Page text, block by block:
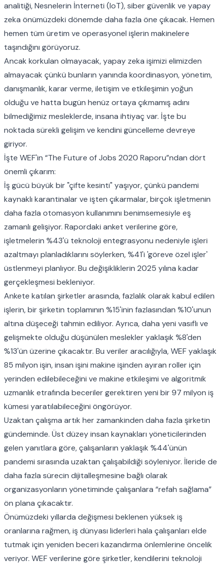
analitiği, Nesnelerin İnterneti (IoT), siber güvenlik ve yapay
zeka önümüzdeki dönemde daha fazla öne çıkacak. Hemen
hemen tüm üretim ve operasyonel işlerin makinelere
taşındığını görüyoruz.
Ancak korkulan olmayacak, yapay zeka işimizi elimizden
almayacak çünkü bunların yanında koordinasyon, yönetim,
danışmanlık, karar verme, iletişim ve etkileşimin yoğun
olduğu ve hatta bugün henüz ortaya çıkmamış adını
bilmediğimiz mesleklerde, insana ihtiyaç var. İşte bu
noktada sürekli gelişim ve kendini güncelleme devreye
giriyor.
İşte WEF'in “The Future of Jobs 2020 Raporu”ndan dört
önemli çıkarım:
İş gücü büyük bir "çifte kesinti" yaşıyor, çünkü pandemi
kaynaklı karantinalar ve işten çıkarmalar, birçok işletmenin
daha fazla otomasyon kullanımını benimsemesiyle eş
zamanlı gelişiyor. Rapordaki anket verilerine göre,
işletmelerin %43'ü teknoloji entegrasyonu nedeniyle işleri
azaltmayı planladıklarını söylerken, %41'i 'göreve özel işler'
üstlenmeyi planlıyor. Bu değişikliklerin 2025 yılına kadar
gerçekleşmesi bekleniyor.
Ankete katılan şirketler arasında, fazlalık olarak kabul edilen
işlerin, bir şirketin toplamının %15'inin fazlasından %10'unun
altına düşeceği tahmin ediliyor. Ayrıca, daha yeni vasıflı ve
gelişmekte olduğu düşünülen meslekler yaklaşık %8'den
%13'ün üzerine çıkacaktır. Bu veriler aracılığıyla, WEF yaklaşık
85 milyon işin, insan işini makine işinden ayıran roller için
yerinden edilebileceğini ve makine etkileşimi ve algoritmik
uzmanlık etrafında beceriler gerektiren yeni bir 97 milyon iş
kümesi yaratılabileceğini öngörüyor.
Uzaktan çalışma artık her zamankinden daha fazla şirketin
gündeminde. Üst düzey insan kaynakları yöneticilerinden
gelen yanıtlara göre, çalışanların yaklaşık %44'ünün
pandemi sırasında uzaktan çalışabildiği söyleniyor. İleride de
daha fazla sürecin dijitalleşmesine bağlı olarak
organizasyonların yönetiminde çalışanlara “refah sağlama”
ön plana çıkacaktır.
Önümüzdeki yıllarda değişmesi beklenen yüksek iş
oranlarına rağmen, iş dünyası liderleri hala çalışanları elde
tutmak için yeniden beceri kazandırma önlemlerine öncelik
veriyor. WEF verilerine göre şirketler, kendilerini teknoloji